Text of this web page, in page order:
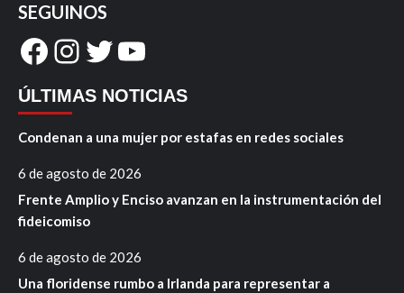
SEGUINOS
Facebook
Instagram
Twitter
YouTube
ÚLTIMAS NOTICIAS
Condenan a una mujer por estafas en redes sociales
6 de agosto de 2026
Frente Amplio y Enciso avanzan en la instrumentación del
fideicomiso
6 de agosto de 2026
Una floridense rumbo a Irlanda para representar a